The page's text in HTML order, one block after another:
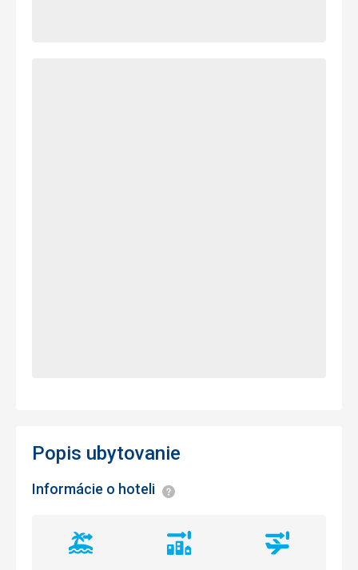
Popis ubytovanie
Informácie o hoteli Informácie
Vzdialenosť
Vzdialenosť
Vzdialenosť